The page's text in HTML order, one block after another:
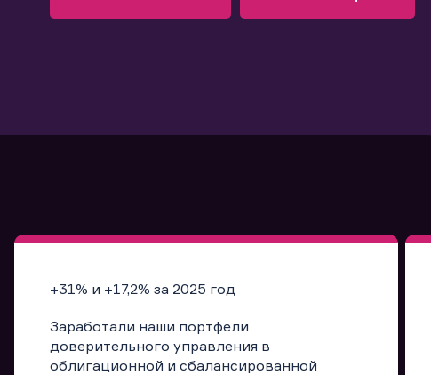
+31% и +17,2% за 2025 год
Заработали наши портфели
доверительного управления в
облигационной и сбалансированной